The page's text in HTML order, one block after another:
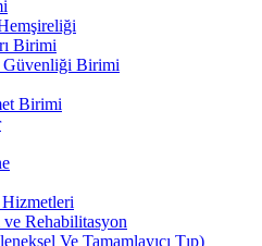
Birimi
Güvenliği Birimi
Birimi
Hizmetleri
Rehabilitasyon
Ve Tamamlayıcı Tıp)